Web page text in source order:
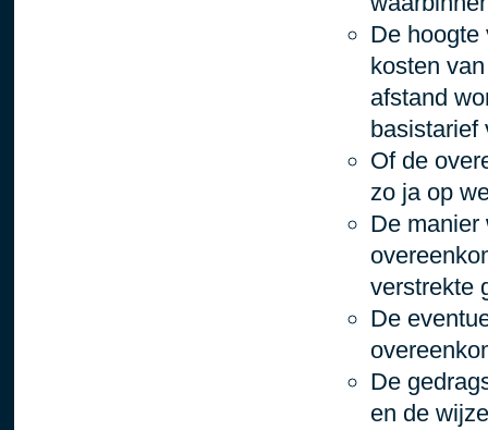
De hoogte
kosten
afstand
basistarief
Of de
zo ja op
De manier
verstrekte
De
De
en de